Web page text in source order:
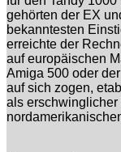
gehörten der EX
bekanntesten
erreichte der
auf europäischen
Amiga 500 oder
auf sich zogen,
als erschwinglicher